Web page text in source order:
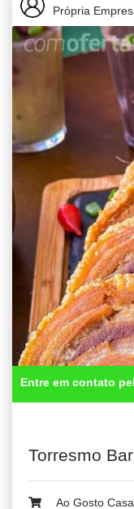
Própria
Entre em contato
Torresmo
Ao Gosto